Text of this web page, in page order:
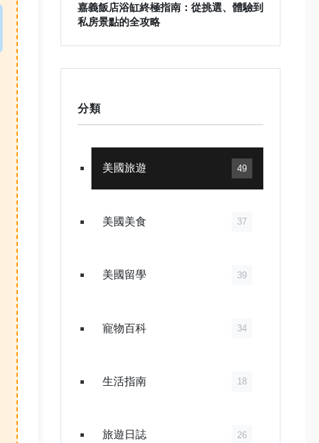
嘉義飯店浴缸終極指南：從挑選、體驗到
私房景點的全攻略
分類
美國旅遊 49
美國美食 37
美國留學 39
寵物百科 34
生活指南 18
旅遊日誌 26